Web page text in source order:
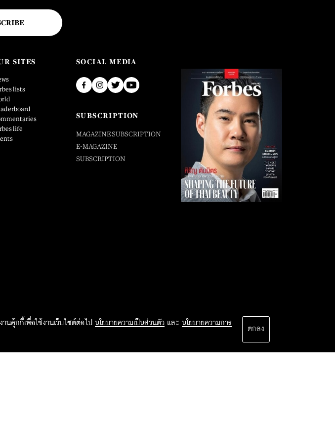
นคุ้กกี้เพื่อใช้งานเว็บไซต์ต่อไป นโยบายความเป็นส่วนตัว และ นโยบายความการ
ตกลง
SITES
lists
life
SOCIAL MEDIA
SUBSCRIPTION
MAGAZINE SUBSCRIPTION
E-MAGAZINE
SUBSCRIPTION